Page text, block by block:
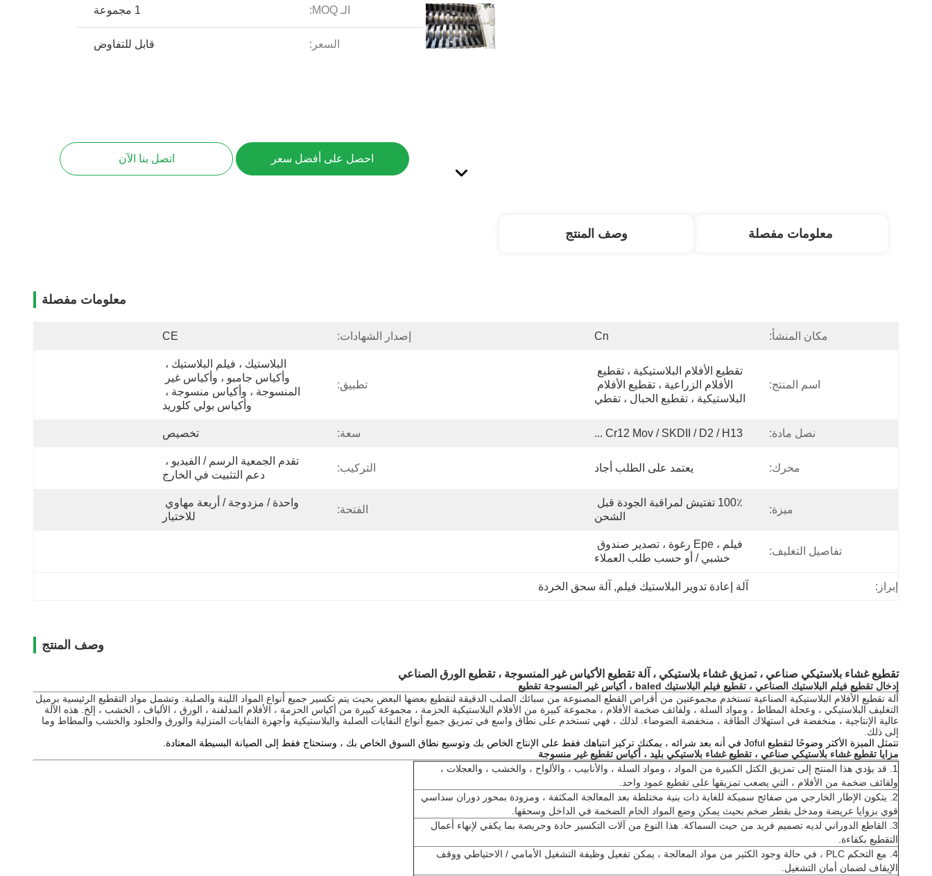
more details. (29)
الـ MOQ: 1 مجموعة
السعر: قابل للتفاوض
احصل على أفضل سعر اتصل بنا الآن
معلومات مفصلة وصف المنتج
معلومات مفصلة
مكان المنشأ: Cn إصدار الشهادات: CE
اسم المنتج:
البلاستيكية ، تقطيع الحبال ، تقطي
تطبيق:
وأكياس بولي كلوريد
نصل مادة: Cr12 Mov / SKDII / D2 / H13 ... سعة: تخصيص
محرك: يعتمد على الطلب أجاد التركيب:
دعم التثبيت في الخارج
ميزة:
الشحن
الفتحة:
للاختيار
تفاصيل التغليف:
خشبي / أو حسب طلب العملاء
إبراز: آلة إعادة تدوير البلاستيك فيلم, آلة سحق الخردة
وصف المنتج
تقطيع غشاء بلاستيكي صناعي ، تمزيق غشاء بلاستيكي ، آلة تقطيع الأكياس غير المنسوجة ، تقطيع الورق الصناعي
إدخال تقطيع فيلم البلاستيك الصناعي ، تقطيع فيلم البلاستيك baled ، أكياس غير المنسوجة تقطيع
آلة تقطيع الأفلام البلاستيكية الصناعية تستخدم مجموعتين من أقراص القطع المصنوعة من سبائك الصلب الدقيقة لتقطيع بعضها البعض بحيث يتم تكسير جميع أنواع المواد اللينة والصلبة. وتشمل مواد التقطيع الرئيسية برميل
التغليف البلاستيكي ، وعجلة المطاط ، ومواد السلة ، ولفائف ضخمة الأفلام ، مجموعة كبيرة من الأفلام البلاستيكية الحزمة ، مجموعة كبيرة من أكياس الحزمة ، الأفلام المدلفنة ، الورق ، الألياف ، الخشب ، إلخ. هذه الآلة
عالية الإنتاجية ، منخفضة في استهلاك الطاقة ، منخفضة الضوضاء. لذلك ، فهي تستخدم على نطاق واسع في تمزيق جميع أنواع النفايات الصلبة والبلاستيكية وأجهزة النفايات المنزلية والورق والجلود والخشب والمطاط وما
إلى ذلك.
تتمثل الميزة الأكثر وضوحًا لتقطيع Joful في أنه بعد شرائه ، يمكنك تركيز انتباهك فقط على الإنتاج الخاص بك وتوسيع نطاق السوق الخاص بك ، وستحتاج فقط إلى الصيانة البسيطة المعتادة.
مزايا تقطيع غشاء بلاستيكي صناعي ، تقطيع غشاء بلاستيكي بليد ، أكياس تقطيع غير منسوجة
1. قد يؤدي هذا المنتج إلى تمزيق الكتل الكبيرة من المواد ، ومواد السلة ، والأنابيب ، والألواح ، والخشب ، والعجلات ،
ولفائف ضخمة من الأفلام ، التي يصعب تمزيقها على تقطيع عمود واحد.
2. يتكون الإطار الخارجي من صفائح سميكة للغاية ذات بنية مختلطة بعد المعالجة المكثفة ، ومزودة بمحور دوران سداسي
قوي بزوايا عريضة ومدخل بقطر ضخم بحيث يمكن وضع المواد الخام الضخمة في الداخل وسحقها.
3. القاطع الدوراني لديه تصميم فريد من حيث السماكة. هذا النوع من آلات التكسير حادة وحريصة بما يكفي لإنهاء أعمال
التقطيع بكفاءة.
4. مع التحكم PLC ، في حالة وجود الكثير من مواد المعالجة ، يمكن تفعيل وظيفة التشغيل الأمامي / الاحتياطي ووقف
الإيقاف لضمان أمان التشغيل.